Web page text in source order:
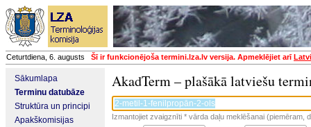
Ceturtdiena, 6. augusts Šī ir funkcionējoša termini.lza.lv versija. Apmeklējiet arī
Sākumlapa
Terminu datubāze
Struktūra un principi
Apakškomisijas
AkadTerm – plašākā latviešu
Izmantojiet zvaigznīti * vārda daļu meklēšanai (piemēram,